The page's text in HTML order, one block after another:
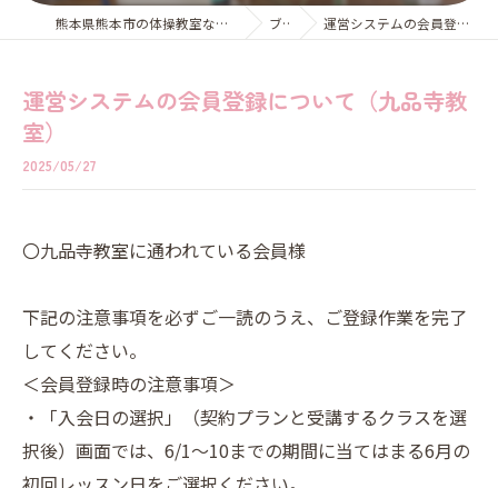
熊本県熊本市の体操教室なら熊本ジムナスティッククラブ ブログ 運営システムの会員登録について（九品寺教室）
運営システムの会員登録について（九品寺教
室）
2025/05/27
〇九品寺教室に通われている会員様
下記の注意事項を必ずご一読のうえ、ご登録作業を完了
してください。
＜会員登録時の注意事項＞
・「入会日の選択」（契約プランと受講するクラスを選
択後）画面では、6/1～10までの期間に当てはまる6月の